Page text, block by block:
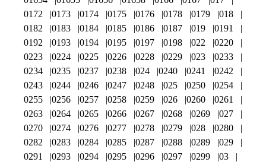
0172
0173 0174 0175 0176 0178 0179
018
0182
0183 0184 0185 0186 0187 019
0191
0192
0193 0194 0195 0197 0198 022
0220
0223
0224 0225 0226 0228 0229 023
0233
0234
0235 0237 0238 024 0240 0241
0242
0243
0244 0246 0247 0248 025 0250
0254
0255
0256 0257 0258 0259 026 0260
0261
0263
0264 0265 0266 0267 0268 0269
027
0270
0274 0276 0277 0278 0279 028
0280
0282
0283 0284 0285 0287 0288 0289
029
0291
0293 0294 0295 0296 0297 0299
03